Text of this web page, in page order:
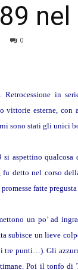
0
in
vittorie esterne,
sono stati gli unici
aspettino qualcosa
fu detto nel corso
fatte
un po’ ad
subisce un lieve
tre punti…). Gli
Poi il tonfo